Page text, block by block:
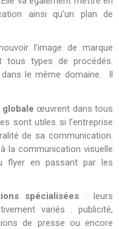
ainsi qu’un plan de
l’image de marque
tous types de procédés.
dans le même domaine. Il
œuvrent dans tous
sont utiles si l’entreprise
de sa communication.
la communication visuelle
flyer en passant par les
spécialisées : leurs
variés : publicité,
de presse ou encore